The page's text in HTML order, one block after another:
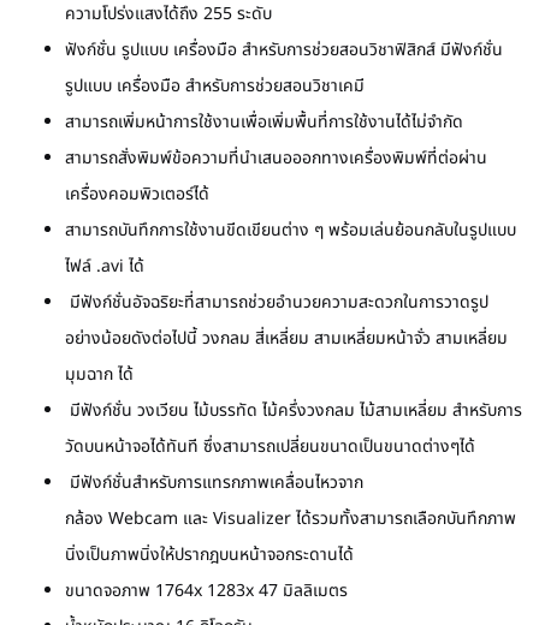
ความโปร่งแสงได้ถึง 255ระดับ
ฟังก์ชั่น รูปแบบ เครื่องมือ สำหรับการช่วยสอนวิชาฟิสิกส์ มีฟังก์ชั่น
รูปแบบ เครื่องมือ สำหรับการช่วยสอนวิชาเคมี
สามารถเพิ่มหน้าการใช้งานเพื่อเพิ่มพื้นที่การใช้งานได้ไม่จำกัด
สามารถสั่งพิมพ์ข้อความที่นำเสนอออกทางเครื่องพิมพ์ที่ต่อผ่าน
เครื่องคอมพิวเตอร์ได้
สามารถบันทึกการใช้งานขีดเขียนต่าง ๆ พร้อมเล่นย้อนกลับในรูปแบบ
ไฟล์ .avi ได้
มีฟังก์ชั่นอัจฉริยะที่สามารถช่วยอำนวยความสะดวกในการวาดรูป
อย่างน้อยดังต่อไปนี้ วงกลม สี่เหลี่ยม สามเหลี่ยมหน้าจั่ว สามเหลี่ยม
มุมฉาก ได้
มีฟังก์ชั่น วงเวียน ไม้บรรทัด ไม้ครึ่งวงกลม ไม้สามเหลี่ยม สำหรับการ
วัดบนหน้าจอได้ทันที ซึ่งสามารถเปลี่ยนขนาดเป็นขนาดต่างๆได้
มีฟังก์ชั่นสำหรับการแทรกภาพเคลื่อนไหวจาก
กล้อง Webcam และVisualizerได้รวมทั้งสามารถเลือกบันทึกภาพ
นิ่งเป็นภาพนิ่งให้ปรากฎบนหน้าจอกระดานได้
ขนาดจอภาพ 1764x 1283x 47 มิลลิเมตร